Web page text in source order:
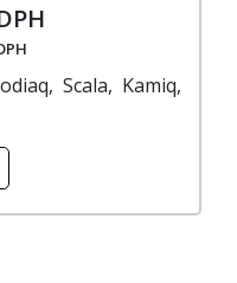
Scala, Kamiq,